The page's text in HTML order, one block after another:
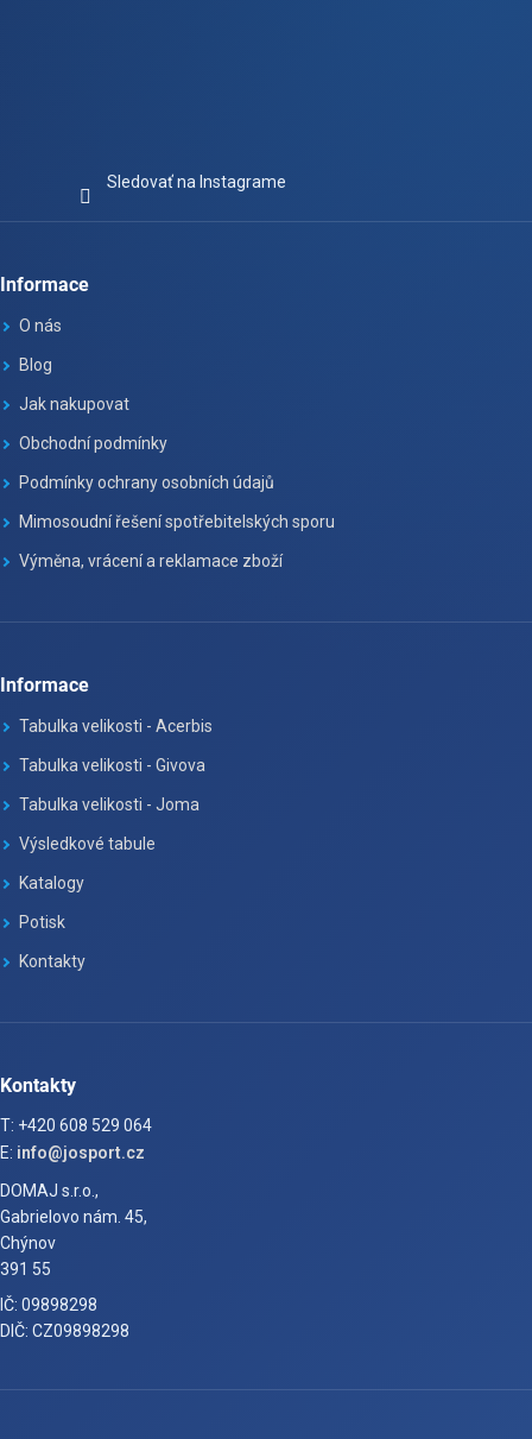
Sledovať na Instagrame
Informace
O nás
Blog
Jak nakupovat
Obchodní podmínky
Podmínky ochrany osobních údajů
Mimosoudní řešení spotřebitelských sporu
Výměna, vrácení a reklamace zboží
Informace
Tabulka velikosti - Acerbis
Tabulka velikosti - Givova
Tabulka velikosti - Joma
Výsledkové tabule
Katalogy
Potisk
Kontakty
Kontakty
T: +420 608 529 064
E: info@josport.cz
DOMAJ s.r.o.,
Gabrielovo nám. 45,
Chýnov
391 55
IČ: 09898298
DIČ: CZ09898298